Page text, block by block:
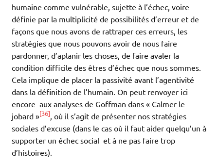
humaine comme vulnérable, sujette à l’échec, voire
définie par la multiplicité de possibilités d’erreur et de
façons que nous avons de rattraper ces erreurs, les
stratégies que nous pouvons avoir de nous faire
pardonner, d’aplanir les choses, de faire avaler la
condition difficile des êtres d’échec que nous sommes.
Cela implique de placer la passivité avant l’agentivité
dans la définition de l’humain. On peut renvoyer ici
encore aux analyses de Goffman dans « Calmer le
jobard »[36] , où il s’agit de présenter nos stratégies
sociales d’excuse (dans le cas où il faut aider quelqu’un à
supporter un échec social et à ne pas faire trop
d’histoires).